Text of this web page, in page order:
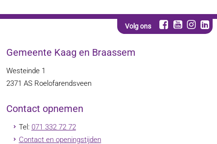
Volg ons
Gemeente Kaag en Braassem
Westeinde 1
2371 AS Roelofarendsveen
Contact opnemen
Tel: 071 332 72 72
Contact en openingstijden